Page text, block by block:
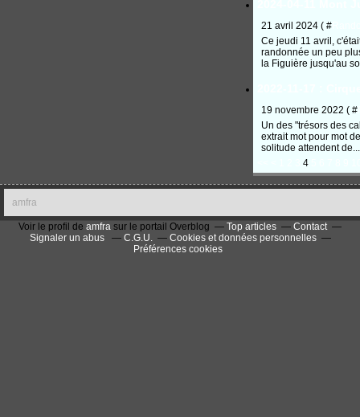
21 avril 2024 ( #
Ce jeudi 11 avril,
randonnée un peu
la Figuière jusqu'au
19 novembre 2022 ( #
Un des "trésors des
extrait mot pour mot
solitude attendent de...
4
amfra
Voir le profil de amfra sur le portail Overblog Top articles
Contact
Signaler un abus
C.G.U.
Cookies et données personnelles
Préférences cookies